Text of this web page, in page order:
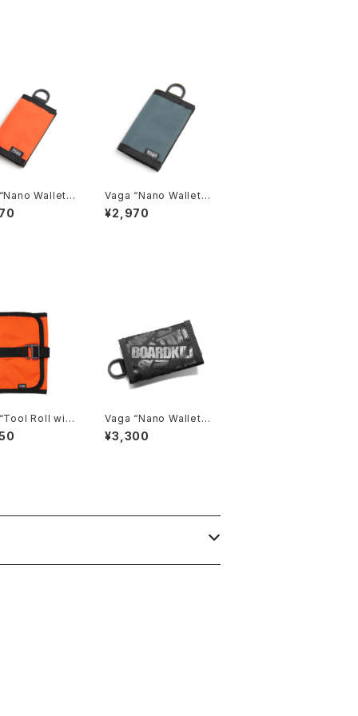
Wallet”,
Vaga “Nano Wallet”,
Slate Blue
¥2,970
Roll with
Rip-St
Vaga “Nano Wallet”,
BOARDKILL Black
¥3,300